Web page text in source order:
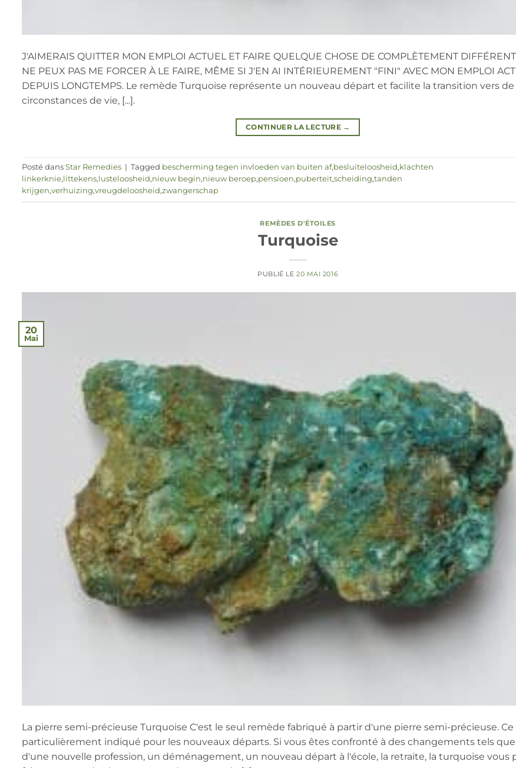
J'AIMERAIS QUITTER MON EMPLOI ACTUEL ET FAIRE QUELQUE CHOSE DE COMPLÈTEMENT
NE PEUX PAS ME FORCER À LE FAIRE, MÊME SI J'EN AI INTÉRIEUREMENT "FINI" AVEC MON EMPLOI
DEPUIS LONGTEMPS. Le remède Turquoise représente un nouveau départ et facilite la transition vers
circonstances de vie, [...].
CONTINUER LA LECTURE →
Posté dans Star Remedies | Tagged bescherming tegen invloeden van buiten af,besluiteloosheid,klachten
linkerknie,littekens,lusteloosheid,nieuw begin,nieuw beroep,pensioen,puberteit,scheiding,tanden
krijgen,verhuizing,vreugdeloosheid,zwangerschap
REMÈDES D'ÉTOILES
Turquoise
PUBLIÉ LE 20 MAI 2016
20
Mai
La pierre semi-précieuse Turquoise C'est le seul remède fabriqué à partir d'une pierre semi-précieuse.
particulièrement indiqué pour les nouveaux départs. Si vous êtes confronté à des changements tels
d'une nouvelle profession, un déménagement, un nouveau départ à l'école, la retraite, la turquoise vous